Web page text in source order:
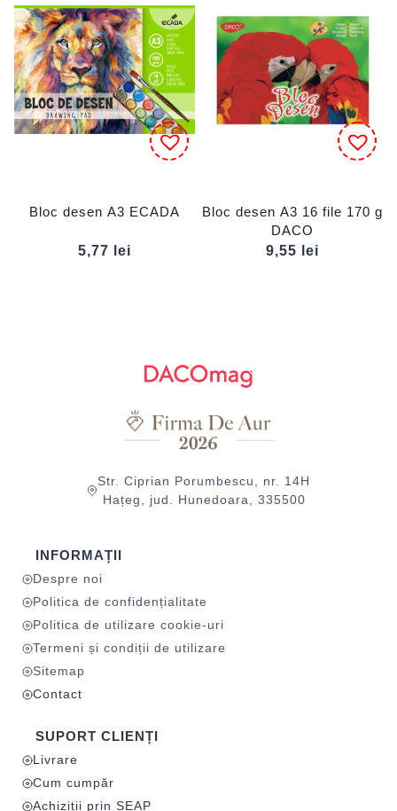
Bloc desen A3 ECADA
5,77 lei
Bloc desen A3 16 file 170 g
DACO
9,55
lei
Str. Ciprian Porumbescu, nr. 14H
Hațeg, jud. Hunedoara, 335500
INFORMAȚII
Despre noi
Politica de confidențialitate
Politica de utilizare cookie-uri
Termeni și condiții de utilizare
Sitemap
Contact
SUPORT CLIENȚI
Livrare
Cum cumpăr
Achiziții prin SEAP